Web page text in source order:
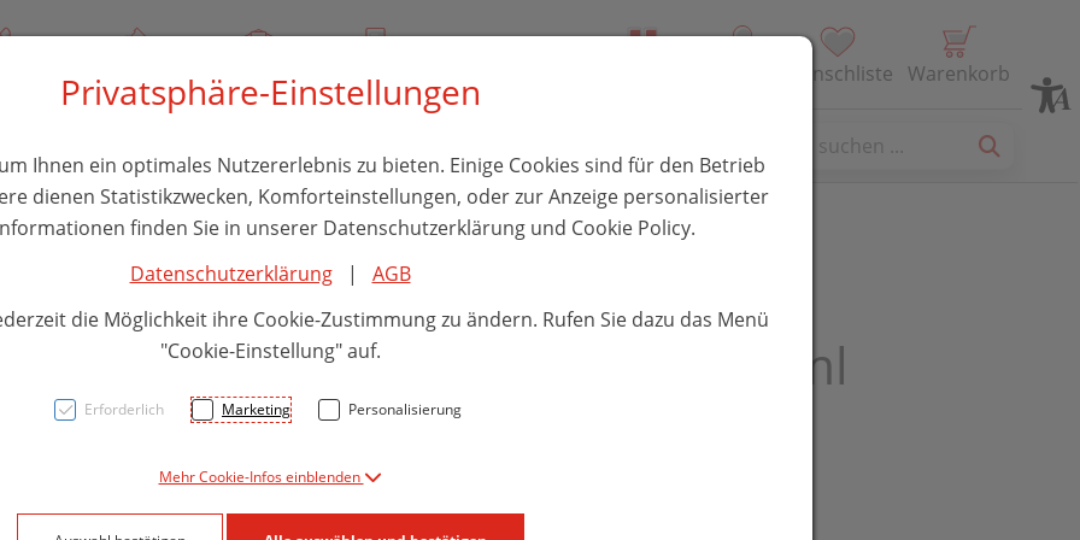
Über uns Rezept-Anfrage Service Wunschliste Warenkorb
Phyto Repairing
Conditioner 175ml
Privatsphäre-Einstellungen
Ihnen ein optimales Nutzererlebnis zu bieten. Einige Cookies sind für den Betrieb
dienen Statistikzwecken, Komforteinstellungen, oder zur Anzeige personalisierter
finden Sie in unserer Datenschutzerklärung und Cookie Policy.
Datenschutzerklärung| AGB
die Möglichkeit ihre Cookie-Zustimmung zu ändern. Rufen Sie dazu das Menü
"Cookie-Einstellung" auf.
Erforderlich Marketing Personalisierung
Mehr Cookie-Infos einblenden